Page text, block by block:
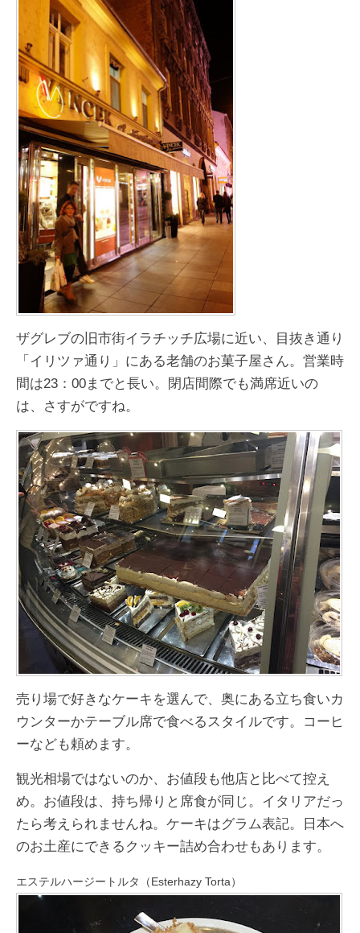
ザグレブの旧市街イラチッチ広場に近い、目抜き通り
「イリツァ通り」にある老舗のお菓子屋さん。営業時
間は23：00までと長い。閉店間際でも満席近いの
は、さすがですね。
売り場で好きなケーキを選んで、奥にある立ち食いカ
ウンターかテーブル席で食べるスタイルです。コーヒ
ーなども頼めます。
観光相場ではないのか、お値段も他店と比べて控え
め。お値段は、持ち帰りと席食が同じ。イタリアだっ
たら考えられませんね。ケーキはグラム表記。日本へ
のお土産にできるクッキー詰め合わせもあります。
エステルハージートルタ（Esterhazy Torta）